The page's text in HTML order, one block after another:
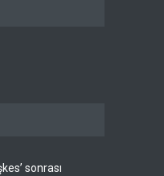
sonrası